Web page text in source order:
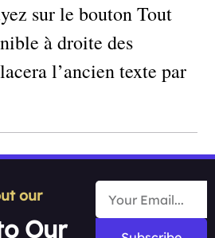
sur le bouton Tout
à droite des
l’ancien texte par
our
Our